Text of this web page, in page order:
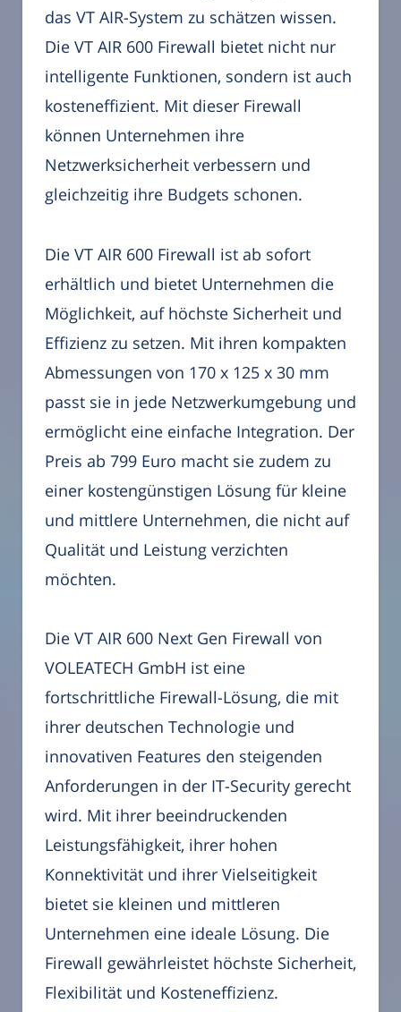
das VT AIR-System zu schätzen wissen.
Die VT AIR 600 Firewall bietet nicht nur
intelligente Funktionen, sondern ist auch
kosteneffizient. Mit dieser Firewall
können Unternehmen ihre
Netzwerksicherheit verbessern und
gleichzeitig ihre Budgets schonen.
Die VT AIR 600 Firewall ist ab sofort
erhältlich und bietet Unternehmen die
Möglichkeit, auf höchste Sicherheit und
Effizienz zu setzen. Mit ihren kompakten
Abmessungen von 170 x 125 x 30 mm
passt sie in jede Netzwerkumgebung und
ermöglicht eine einfache Integration. Der
Preis ab 799 Euro macht sie zudem zu
einer kostengünstigen Lösung für kleine
und mittlere Unternehmen, die nicht auf
Qualität und Leistung verzichten
möchten.
Die VT AIR 600 Next Gen Firewall von
VOLEATECH GmbH ist eine
fortschrittliche Firewall-Lösung, die mit
ihrer deutschen Technologie und
innovativen Features den steigenden
Anforderungen in der IT-Security gerecht
wird. Mit ihrer beeindruckenden
Leistungsfähigkeit, ihrer hohen
Konnektivität und ihrer Vielseitigkeit
bietet sie kleinen und mittleren
Unternehmen eine ideale Lösung. Die
Firewall gewährleistet höchste Sicherheit,
Flexibilität und Kosteneffizienz.